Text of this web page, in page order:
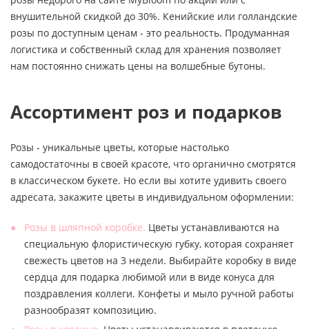
внушительной скидкой до 30%. Кенийские или голландские
розы по доступным ценам - это реальность. Продуманная
логистика и собственный склад для хранения позволяет
нам постоянно снижать цены на волшебные бутоны.
Ассортимент роз и подарков
Розы - уникальные цветы, которые настолько
самодостаточны в своей красоте, что органично смотрятся
в классическом букете. Но если вы хотите удивить своего
адресата, закажите цветы в индивидуальном оформлении:
Розы в шляпной коробке. Цветы устанавливаются на
специальную флористическую губку, которая сохраняет
свежесть цветов на 3 недели. Выбирайте коробку в виде
сердца для подарка любимой или в виде конуса для
поздравления коллеги. Конфеты и мыло ручной работы
разнообразят композицию.